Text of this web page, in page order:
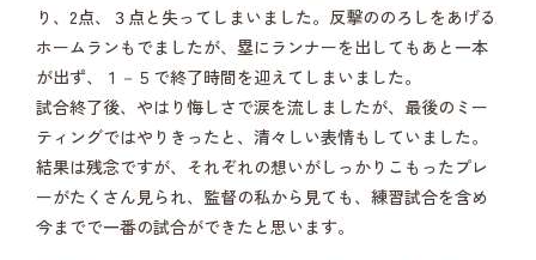
り、2点、３点と失ってしまいました。反撃ののろしをあげる
ホームランもでましたが、塁にランナーを出してもあと一本
が出ず、１－５で終了時間を迎えてしまいました。
試合終了後、やはり悔しさで涙を流しましたが、最後のミー
ティングではやりきったと、清々しい表情もしていました。
結果は残念ですが、それぞれの想いがしっかりこもったプレ
ーがたくさん見られ、監督の私から見ても、練習試合を含め
今までで一番の試合ができたと思います。